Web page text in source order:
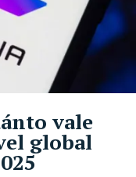
vale
global